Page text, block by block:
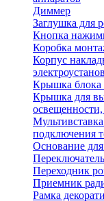
Диммер
Заглушка для
Кнопка
Коробка
Корпус
Крышка блока
Крышка для
подключения
Основание
Переходник
Приемник
Рамка